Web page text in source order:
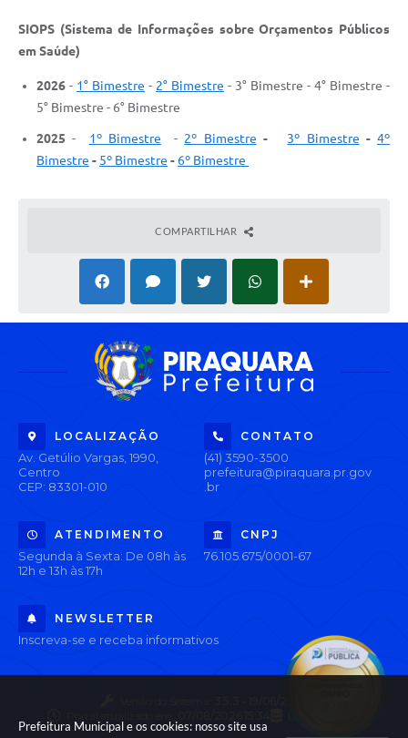
Prefeitura Municipal e os cookies: nosso site usa
SIOPS (Sistema de Informações sobre Orçamentos Públicos
em Saúde)
2026 - 1° Bimestre - 2° Bimestre - 3° Bimestre - 4° Bimestre -
5° Bimestre - 6° Bimestre
2025 - 1º Bimestre - 2º Bimestre - 3º Bimestre -4º
Bimestre - 5º Bimestre - 6º Bimestre
COMPARTILHAR
LOCALIZAÇÃO
Av. Getúlio Vargas, 1990,
Centro
CEP: 83301-010
CONTATO
(41) 3590-3500
prefeitura@piraquara.pr.gov
.br
ATENDIMENTO
Segunda à Sexta: De 08h às
12h e 13h às 17h
CNPJ
76.105.675/0001-67
NEWSLETTER
Inscreva-se e receba informativos